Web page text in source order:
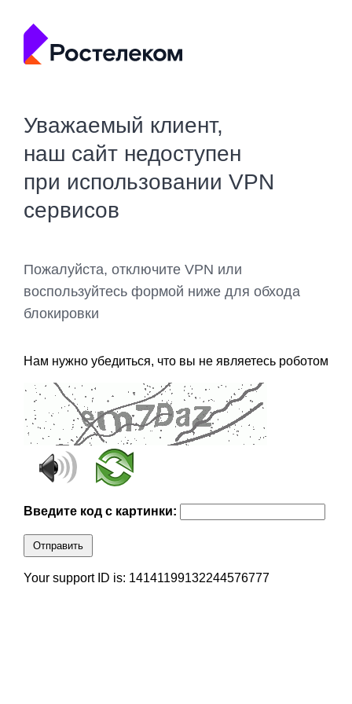
Уважаемый клиент,
наш сайт недоступен
при использовании VPN
сервисов
Пожалуйста, отключите VPN или
воспользуйтесь формой ниже для обхода
блокировки
Нам нужно убедиться, что вы не являетесь роботом
Введите код с картинки:
Отправить
Your support ID is: 14141199132244576777